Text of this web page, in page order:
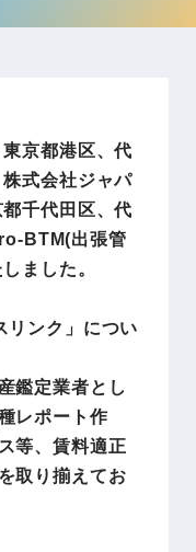
京都港区、代
式会社ジャパ
千代田区、代
BTM(出張管
ました。
リンク」につい
鑑定業者とし
レポート作
等、賃料適正
取り揃えてお